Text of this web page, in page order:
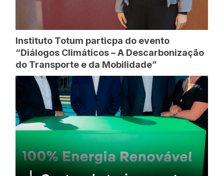
Instituto Totum particpa do evento
“Diálogos Climáticos – A Descarbonização
do Transporte e da Mobilidade”